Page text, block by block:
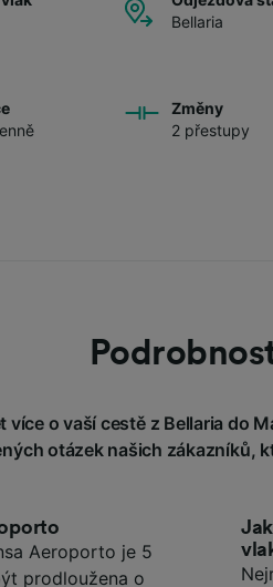
Bellaria
Změny
2 přestupy
více o vaší cestě z Bellaria do
otázek našich zákazníků,
Aeroporto je 5
prodloužena o